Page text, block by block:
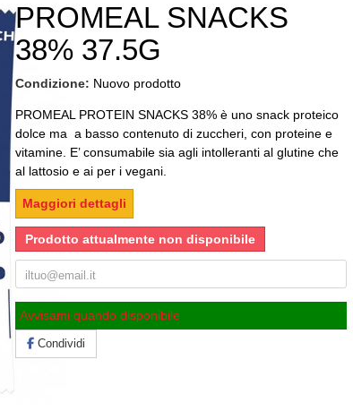
PROMEAL SNACKS
38% 37.5G
Condizione: Nuovo prodotto
PROMEAL PROTEIN SNACKS 38% è uno snack proteico
dolce ma a basso contenuto di zuccheri, con proteine e
vitamine. E’ consumabile sia agli intolleranti al glutine che
al lattosio e ai per i vegani.
Maggiori dettagli
Prodotto attualmente non disponibile
Avvisami quando disponibile
Condividi